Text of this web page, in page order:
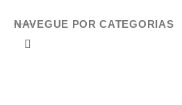
NAVEGUE POR CATEGORIAS